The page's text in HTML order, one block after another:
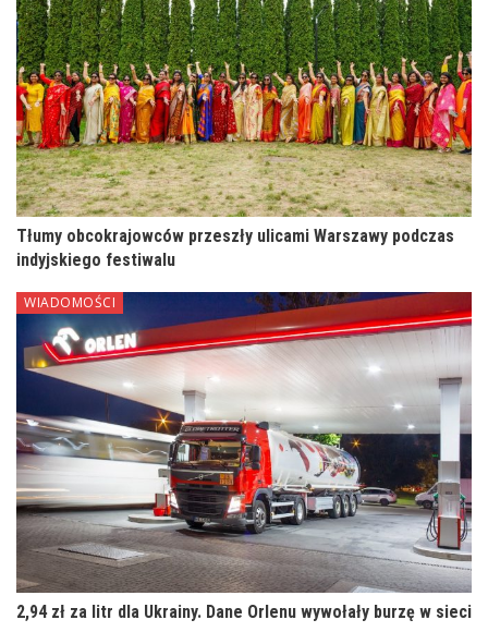
Tłumy obcokrajowców przeszły ulicami Warszawy podczas
indyjskiego festiwalu
WIADOMOŚCI
2,94 zł za litr dla Ukrainy. Dane Orlenu wywołały burzę w sieci